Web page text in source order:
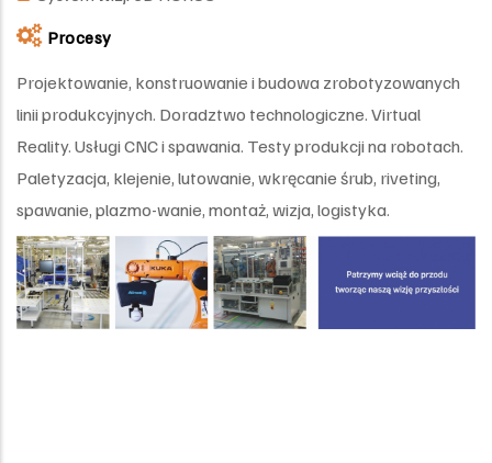
Procesy
Projektowanie, konstruowanie i budowa zrobotyzowanych
linii produkcyjnych. Doradztwo technologiczne. Virtual
Reality. Usługi CNC i spawania. Testy produkcji na robotach.
Paletyzacja, klejenie, lutowanie, wkręcanie śrub, riveting,
spawanie, plazmo-wanie, montaż, wizja, logistyka.